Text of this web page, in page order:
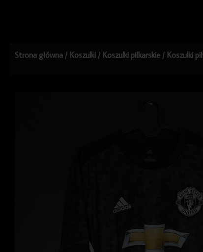
Strona główna / Koszulki / Koszulki piłkarskie / Koszulki